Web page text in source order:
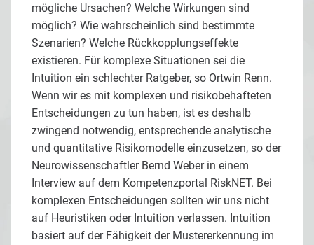
mögliche Ursachen? Welche Wirkungen sind
möglich? Wie wahrscheinlich sind bestimmte
Szenarien? Welche Rückkopplungseffekte
existieren. Für komplexe Situationen sei die
Intuition ein schlechter Ratgeber, so Ortwin Renn.
Wenn wir es mit komplexen und risikobehafteten
Entscheidungen zu tun haben, ist es deshalb
zwingend notwendig, entsprechende analytische
und quantitative Risikomodelle einzusetzen, so der
Neurowissenschaftler Bernd Weber in einem
Interview auf dem Kompetenzportal RiskNET. Bei
komplexen Entscheidungen sollten wir uns nicht
auf Heuristiken oder Intuition verlassen. Intuition
basiert auf der Fähigkeit der Mustererkennung im